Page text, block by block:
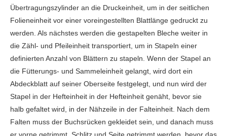
Übertragungszylinder an die Druckeinheit, um in der seitlichen
Folieneinheit vor einer voreingestellten Blattlänge gedruckt zu
werden. Als nächstes werden die gestapelten Bleche weiter in
die Zähl- und Pfeileinheit transportiert, um in Stapeln einer
definierten Anzahl von Blättern zu stapeln. Wenn der Stapel an
die Fütterungs- und Sammeleinheit gelangt, wird dort ein
Abdeckblatt auf seiner Oberseite festgelegt, und nun wird der
Stapel in der Hefteinheit in der Hefteinheit genäht, bevor sie
halb gefaltet wird, in der Nähzeile in der Falteinheit. Nach dem
Falten muss der Buchsrücken gekleidet sein, und danach muss